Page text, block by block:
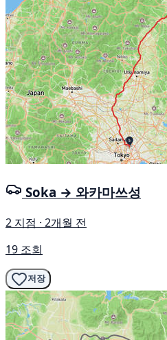
Soka → 와카마쓰성
2 지점 · 2개월 전
19 조회
저장